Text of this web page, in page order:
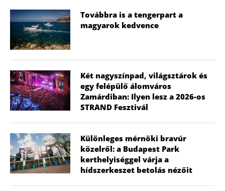
Továbbra is a tengerpart a
magyarok kedvence
Két nagyszínpad, világsztárok és
egy felépülő álomváros
Zamárdiban: Ilyen lesz a 2026-os
STRAND Fesztivál
Különleges mérnöki bravúr
közelről: a Budapest Park
kerthelyiséggel várja a
hídszerkeszet betolás nézőit